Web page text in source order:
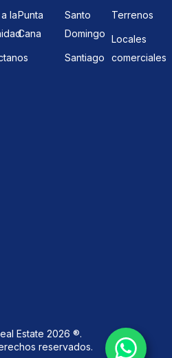
laPunta
Cana
Santo
Domingo
Santiago
Terrenos
Locales
comerciales
Estate 2026 ®.
reservados.